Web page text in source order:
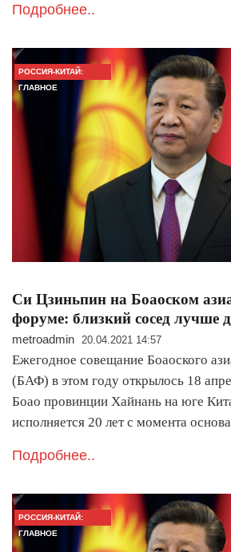
Подробнее..
РОССИЯ-КИТАЙ:
ГЛАВНОЕ
Си Цзиньпин на Боаоском
форуме: близкий сосед лучше
metroadmin 20.04.2021 14:57
Ежегодное совещание Боаоского
(БАФ) в этом году открылось 18
Боао провинции Хайнань на юге
исполняется 20 лет с момента
Подробнее..
РОССИЯ-КИТАЙ:
ГЛАВНОЕ